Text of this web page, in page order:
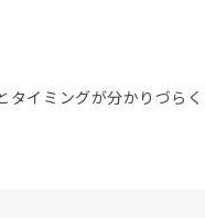
イミングが分かりづら